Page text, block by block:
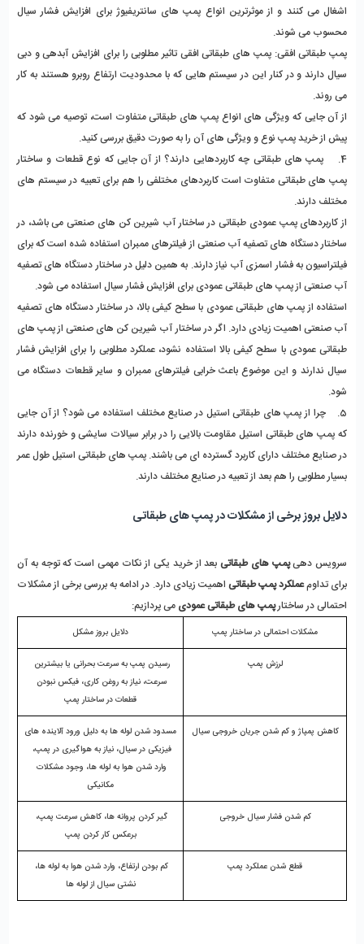
محسوب می شوند.
می روند.
پیش از خرید پمپ نوع و ویژگی های آن را به صورت دقیق بررسی کنید.
4.    پمپ های طبقاتی چه کاربردهایی دارند؟
مختلف دارند.
آب صنعتی از پمپ های طبقاتی عمودی برای افزایش فشار سیال استفاده می شود.
شود.
5.    چرا از پمپ های طبقاتی استیل در صنایع مختلف استفاده می شود؟
بسیار مطلوبی را هم بعد از تعبیه در صنایع مختلف دارند.
دلایل بروز برخی از مشکلات در پمپ های طبقاتی
سرویس دهی پمپ های طبقاتی
برای تداوم عملکرد پمپ طبقاتی
احتمالی در ساختار پمپ های طبقاتی عمودی می پردازیم:
مشکلات احتمالی در ساختار پمپ دلایل بروز مشکل
لرزش پمپ
قطعات در ساختار پمپ
کاهش پمپاژ و کم شدن جریان خروجی سیال
مکانیکی
کم شدن فشار سیال خروجی
برعکس کار کردن پمپ
قطع شدن عملکرد پمپ
نشتی سیال از لوله ها